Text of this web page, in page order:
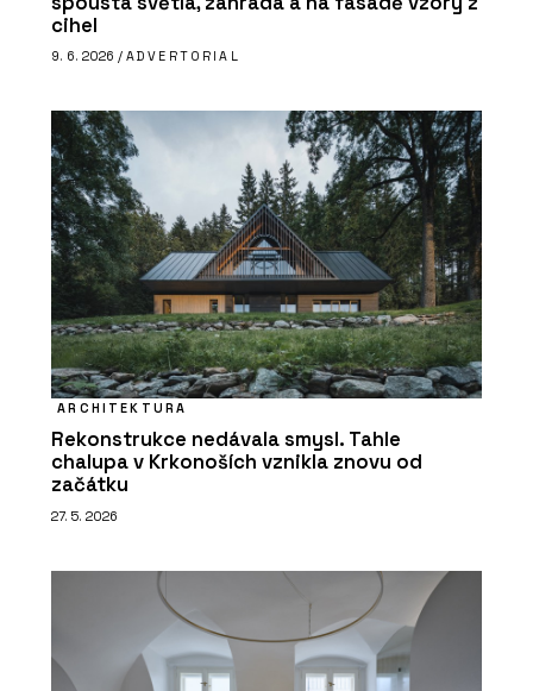
cihel
9. 6. 2026 / ADVERTORIAL
ARCHITEKTURA
Rekonstrukce nedávala smysl. Tahle
chalupa v Krkonoších vznikla znovu od
začátku
27. 5. 2026